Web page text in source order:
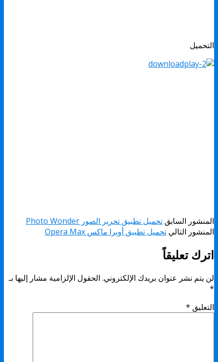
التحميل
المنشور السابق تحميل تطبيق تحرير الصور Photo Wonder
المنشور التالي تحميل تطبيق أوبرا ماكس Opera Max
اترك تعليقاً
لن يتم نشر عنوان بريدك الإلكتروني. الحقول الإلزامية مشار إليها بـ
*
التعليق *